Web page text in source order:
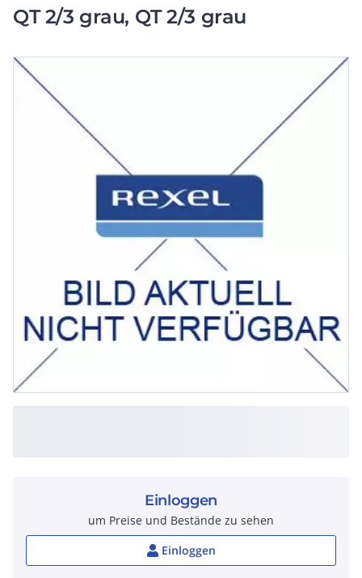
QT 2/3 grau, QT 2/3 grau
Einloggen
um Preise und Bestände zu sehen
Einloggen